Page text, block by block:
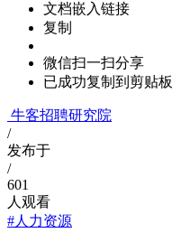
文档嵌入链接
复制
微信扫一扫分享
已成功复制到剪贴板
牛客招聘研究院
/
发布于
/
601
人观看
#人力资源